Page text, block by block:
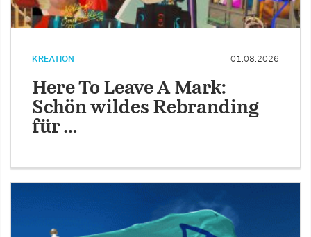
KREATION 01.08.2026
Here To Leave A Mark:
Schön wildes Rebranding
für …